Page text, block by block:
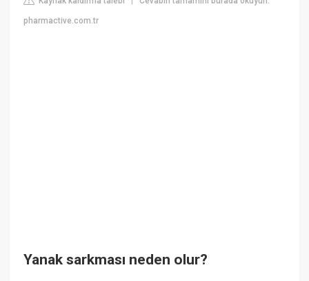
pharmactive.com.tr
Yanak sarkması neden olur?